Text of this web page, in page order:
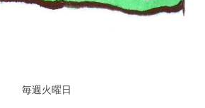
毎週火曜日